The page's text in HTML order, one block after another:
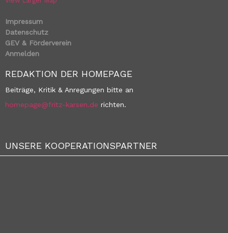
Impressum
Datenschutz
GEV & Förderverein
Anmelden
REDAKTION DER HOMEPAGE
Beiträge, Kritik & Anregungen bitte an
homepage@fritz-karsen.de richten.
UNSERE KOOPERATIONSPARTNER